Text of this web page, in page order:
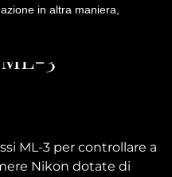
3
ML-3 per controllare a
Nikon dotate di
in altra maniera,